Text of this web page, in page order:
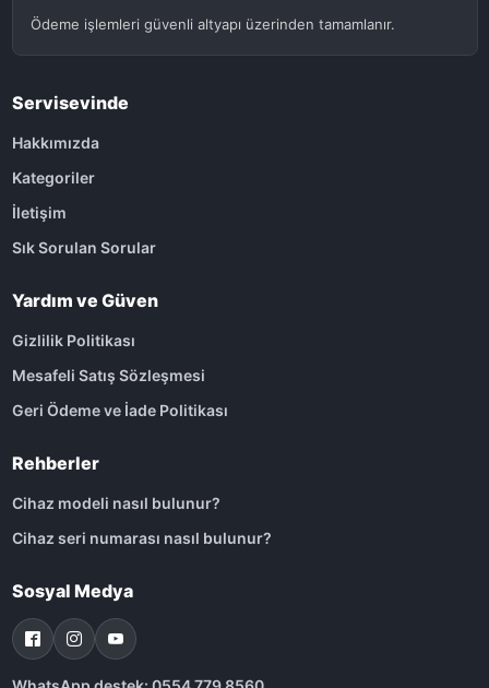
Ödeme işlemleri güvenli altyapı üzerinden tamamlanır.
Servisevinde
Hakkımızda
Kategoriler
İletişim
Sık Sorulan Sorular
Yardım ve Güven
Gizlilik Politikası
Mesafeli Satış Sözleşmesi
Geri Ödeme ve İade Politikası
Rehberler
Cihaz modeli nasıl bulunur?
Cihaz seri numarası nasıl bulunur?
Sosyal Medya